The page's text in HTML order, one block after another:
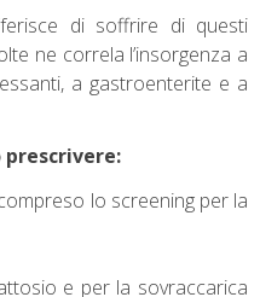
di soffrire di questi
ne correla l’insorgenza a
a gastroenterite e a
prescrivere:
lo screening per la
e per la sovraccarica